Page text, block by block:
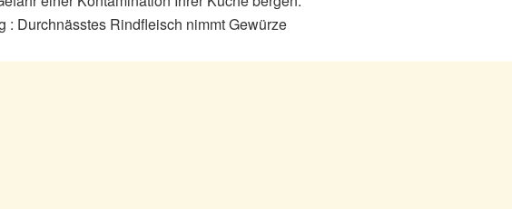
: Durchnässtes Rindfleisch nimmt Gewürze